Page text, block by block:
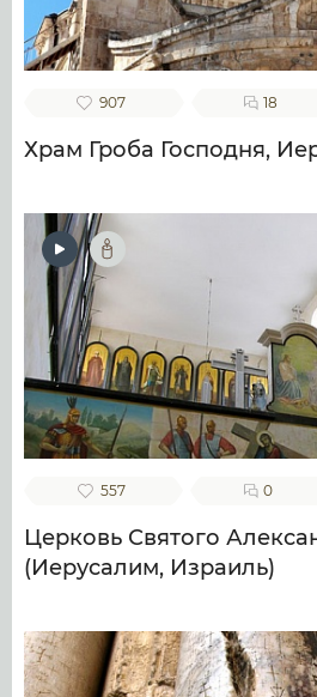
907 18
Храм Гроба Господня,
557 0
Церковь Святого
(Иерусалим, Израиль)